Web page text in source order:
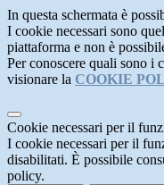
In questa schermata è
I cookie necessari sono
piattaforma e non è
Per conoscere quali sono i
visionare la COOKIE
Cookie necessari per il
I cookie necessari per il
disabilitati. È possibile
policy.